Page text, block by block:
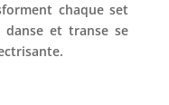
chaque set
et transe se